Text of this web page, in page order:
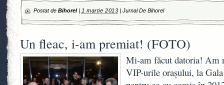
Postat de Bihorel| 1 martie 2013 |Jurnal De Bihorel
Un fleac, i-am premiat! (FOTO)
Mi-am făcut datoria! Am
VIP-urile oraşului, la